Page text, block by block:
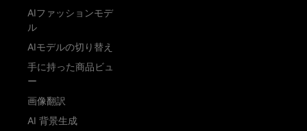
AIファッションモデ
ル
AIモデルの切り替え
手に持った商品ビュ
ー
画像翻訳
AI 背景生成